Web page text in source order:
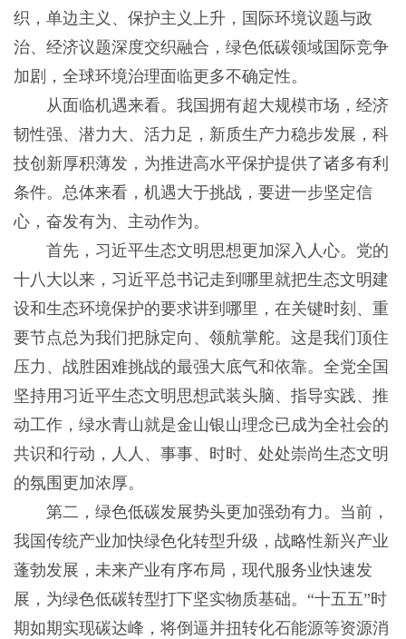
织，单边主义、保护主义上升，国际环境议题与政
治、经济议题深度交织融合，绿色低碳领域国际竞争
加剧，全球环境治理面临更多不确定性。
从面临机遇来看。我国拥有超大规模市场，经济
韧性强、潜力大、活力足，新质生产力稳步发展，科
技创新厚积薄发，为推进高水平保护提供了诸多有利
条件。总体来看，机遇大于挑战，要进一步坚定信
心，奋发有为、主动作为。
首先，习近平生态文明思想更加深入人心。党的
十八大以来，习近平总书记走到哪里就把生态文明建
设和生态环境保护的要求讲到哪里，在关键时刻、重
要节点总为我们把脉定向、领航掌舵。这是我们顶住
压力、战胜困难挑战的最强大底气和依靠。全党全国
坚持用习近平生态文明思想武装头脑、指导实践、推
动工作，绿水青山就是金山银山理念已成为全社会的
共识和行动，人人、事事、时时、处处崇尚生态文明
的氛围更加浓厚。
第二，绿色低碳发展势头更加强劲有力。当前，
我国传统产业加快绿色化转型升级，战略性新兴产业
蓬勃发展，未来产业有序布局，现代服务业快速发
展，为绿色低碳转型打下坚实物质基础。“十五五”时
期如期实现碳达峰，将倒逼并扭转化石能源等资源消